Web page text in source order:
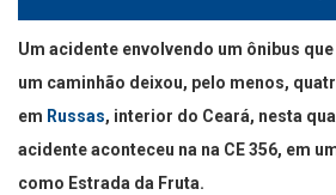
Um acidente envolvendo um ônibus
um caminhão deixou, pelo menos,
em Russas, interior do Ceará, nesta
acidente aconteceu na na CE 356, em
como Estrada da Fruta.